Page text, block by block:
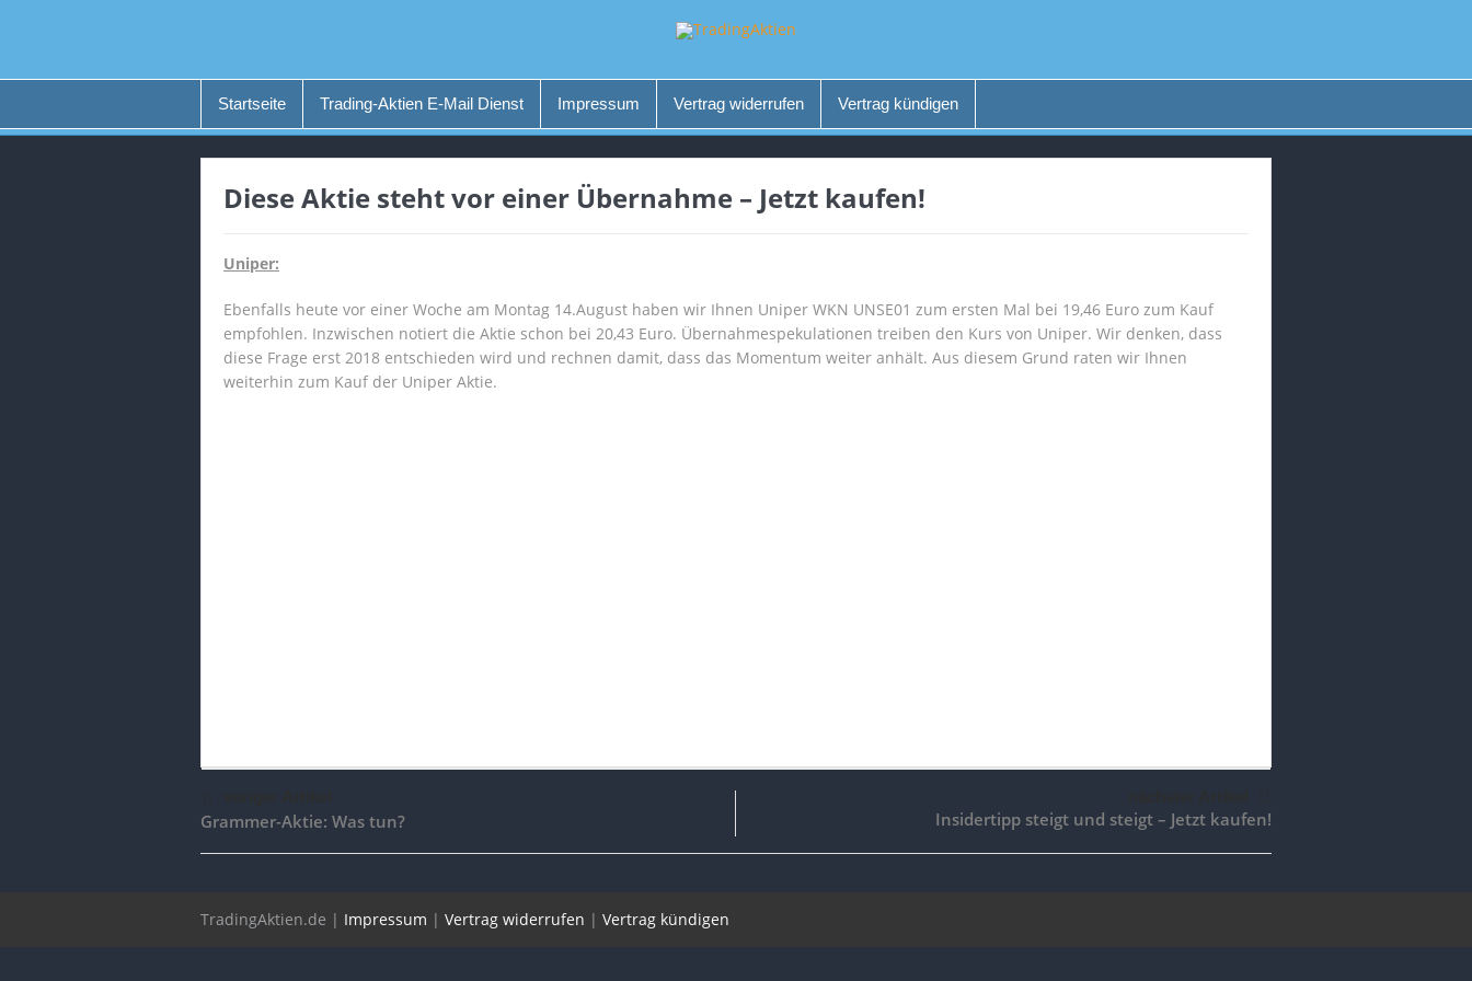
Startseite Trading-Aktien E-Mail Dienst Impressum Vertrag widerrufen Vertrag kündigen
Diese Aktie steht vor einer Übernahme – Jetzt kaufen!
Uniper:
Ebenfalls heute vor einer Woche am Montag 14.August haben wir Ihnen Uniper WKN UNSE01 zum ersten Mal bei 19,46 Euro zum Kauf
empfohlen. Inzwischen notiert die Aktie schon bei 20,43 Euro. Übernahmespekulationen treiben den Kurs von Uniper. Wir denken, dass
diese Frage erst 2018 entschieden wird und rechnen damit, dass das Momentum weiter anhält. Aus diesem Grund raten wir Ihnen
weiterhin zum Kauf der Uniper Aktie.
Grammer-Aktie: Was tun? Insidertipp steigt und steigt – Jetzt kaufen!
TradingAktien.de | Impressum | Vertrag widerrufen | Vertrag kündigen